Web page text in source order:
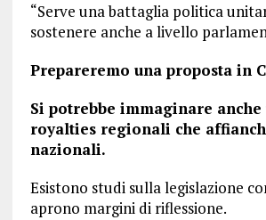
“Serve una battaglia politica
sostenere anche a livello
Prepareremo una proposta in
Si potrebbe immaginare
royalties regionali che
nazionali.
Esistono studi sulla legislazione
aprono margini di riflessione.